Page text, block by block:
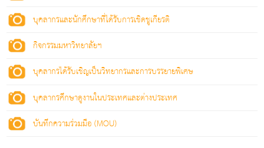
บุคลากรและนักศึกษาที่ได้รับการเชิดชูเกียรติ
กิจกรรมมหาวิทยาลัยฯ
บุคลากรได้รับเชิญเป็นวิทยากรและการบรรยายพิเศษ
บุคลากรศึกษาดูงานในประเทศและต่างประเทศ
บันทึกความร่วมมือ (MOU)